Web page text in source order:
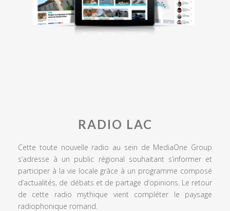
RADIO LAC
Cette toute nouvelle radio au sein de MediaOne Group
s’adresse à un public régional souhaitant s’informer et
participer à la vie locale grâce à un programme composé
d’actualités, de débats et de partage d’opinions. Le retour
de cette radio mythique vient compléter le paysage
radiophonique romand.